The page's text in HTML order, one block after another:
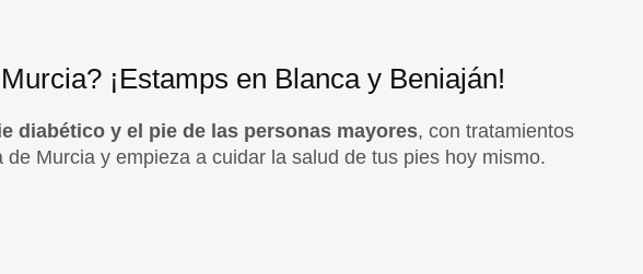
¡Estamps en Blanca y Beniaján!
diabético y el pie de las personas mayores, con tratamientos
Murcia y empieza a cuidar la salud de tus pies hoy mismo.